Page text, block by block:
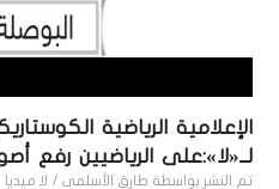
الإعلامية الرياضية
لــ«لا»:على الرياضيين رفع
تم النشر بواسطة طارق الأسلمي / لا ميديا